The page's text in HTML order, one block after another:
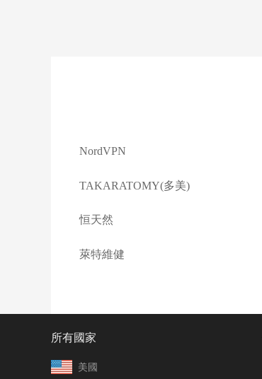
NordVPN
TAKARATOMY(多美)
恒天然
萊特維健
所有國家
美國